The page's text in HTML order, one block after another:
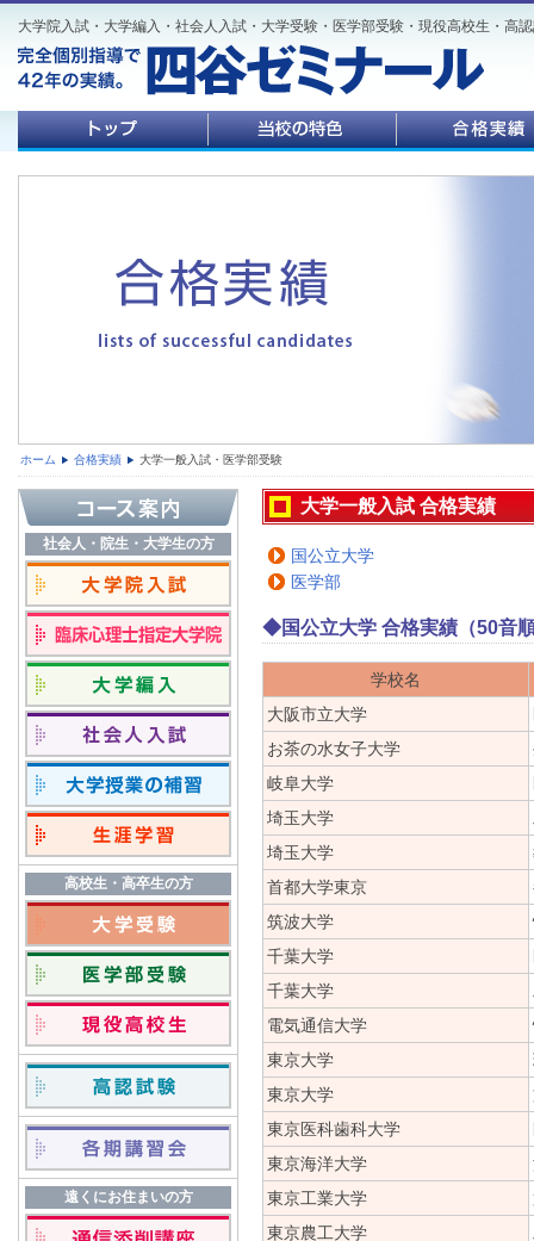
大学院入試・大学編入・社会人入試・大学受験・医学部受験・現役高校生・高
ホーム 合格実績 大学一般入試・医学部受験
社会人・院生・大学生の方
高校生・高卒生の方
遠くにお住まいの方
大学一般入試 合格実績
国公立大学
医学部
◆国公立大学 合格実績（50音
学校名
大阪市立大学
お茶の水女子大学
岐阜大学
埼玉大学
埼玉大学
首都大学東京
筑波大学
千葉大学
千葉大学
電気通信大学
東京大学
東京大学
東京医科歯科大学
東京海洋大学
東京工業大学
東京農工大学